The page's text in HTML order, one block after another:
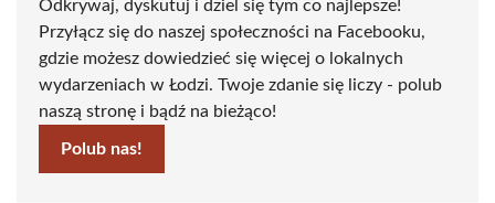
Odkrywaj, dyskutuj i dziel się tym co najlepsze!
Przyłącz się do naszej społeczności na Facebooku,
gdzie możesz dowiedzieć się więcej o lokalnych
wydarzeniach w Łodzi. Twoje zdanie się liczy - polub
naszą stronę i bądź na bieżąco!
Polub nas!